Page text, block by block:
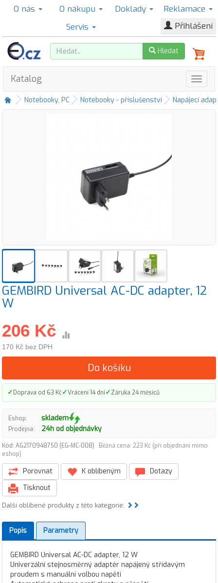
O nás O nákupu Doklady
Reklamace
Servis
Přihlášení
Hledat
Katalog
Notebooky, PC Notebooky - příslušenství Napájecí
GEMBIRD Universal AC-DC adapter, 12
W
206 Kč
170 Kč bez DPH
Do košíku
✓Doprava od 63 Kč✓Vrácení 14 dní✓Záruka 24 měsíců
Eshop: skladem
Prodejna: 24h od objednávky
Kód: AG2170948750 (EG-MC-008)
Běžná cena: 223 Kč (při objednání mimo
eshop)
Porovnat K oblíbeným
Dotazy
Tisknout
Další oblíbené produkty z této kategorie:
Popis Parametry
GEMBIRD Universal AC-DC adapter, 12 W
Univerzální stejnosměrný adaptér napájený střídavým
proudem s manuální volbou napětí